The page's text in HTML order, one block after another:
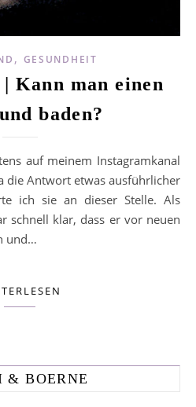
, GESUNDHEIT
Kann man einen
baden?
die Antwort etwas ausführlicher
ich sie an dieser Stelle. Als
schnell klar, dass er vor neuen
und…
& BOERNE